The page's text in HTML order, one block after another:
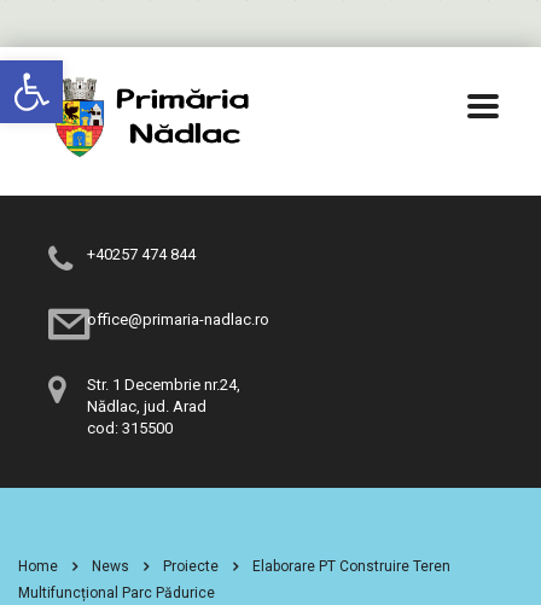
Deschide bara de unelte
+40257 474 844
office@primaria-nadlac.ro
Str. 1 Decembrie nr.24,
Nădlac, jud. Arad
cod: 315500
Home News Proiecte
Elaborare PT Construire Teren
Multifuncțional Parc Pădurice